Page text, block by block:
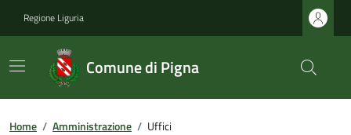
Regione Liguria
Comune di Pigna
Home / Amministrazione / Uffici